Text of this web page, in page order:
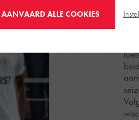
Na
AANVAARD ALLE COOKIES